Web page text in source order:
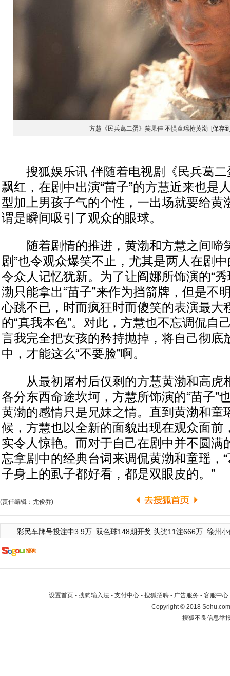
方慧《民兵葛二蛋》笑果佳 不惧童瑶抢黄渤 [保存
搜狐娱乐讯 伴随着电视剧《民兵葛二
飘红，在剧中出演“苗子”的方慧近来也是
型加上男孩子气的个性，一出场就要给黄
谓是瞬间吸引了观众的眼球。
随着剧情的推进，黄渤和方慧之间啼
剧”也令观众爆笑不止，尤其是两人在剧
令众人记忆犹新。为了让阎娜所饰演的“
渤只能拿出“苗子”来作为挡箭牌，但是不
心跳不已，时而疯狂时而傻笑的表演最大
的“真我本色”。对此，方慧也不忘调侃自
言我完全把女孩的矜持抛掉，将自己彻底
中，才能这么“不要脸”啊。
从最初屠村后仅剩的方慧黄渤和高虎
各分东西命途坎坷，方慧所饰演的“苗子”
黄渤的感情只是兄妹之情。直到黄渤和童
候，方慧也以全新的面貌出现在观众面前
实令人惊艳。而对于自己在剧中并不圆满
忘拿剧中的经典台词来调侃黄渤和童瑶，
子身上的虱子都好看，都是双眼皮的。”
(责任编辑：尤俊乔)
彩民车牌号投注中3.9万 双色球148期开奖:头奖11注666万 徐州
设置首页 - 搜狗输入法 - 支付中心 - 搜狐招聘 - 广告服务 - 客服中心
Copyright©2018
搜狐不良信息举